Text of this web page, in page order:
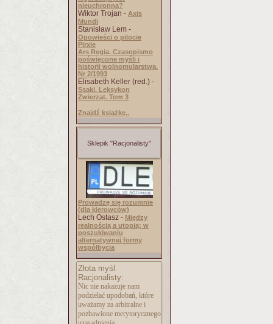
nieuchronna?
Wiktor Trojan - Axis
Mundi
Stanisław Lem -
Opowieści o pilocie
Pirxie
Ars Regia. Czasopismo
poświęcone myśli i
historii wolnomularstwa.
Nr 2/1993
Elisabeth Keller (red.) -
Ssaki. Leksykon
Zwierząt. Tom 3
Znajdź książkę..
Sklepik "Racjonalisty"
Prowadzę się rozumnie
(dla kierowców)
Lech Ostasz - Między
realnością a utopią: w
poszukiwaniu
alternatywnej formy
współbycia
Złota myśl
Racjonalisty:
Nic nie nakazuje nam
podzielać upodobań, które
uważamy za arbitralne i
pozbawione merytorycznego